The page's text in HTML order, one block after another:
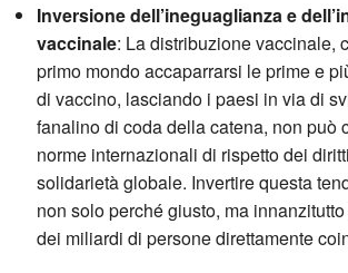
Inversione dell’ineguaglianza e
vaccinale: La distribuzione vaccinale,
primo mondo accaparrarsi le prime e
di vaccino, lasciando i paesi in via di
fanalino di coda della catena, non può
norme internazionali di rispetto dei
solidarietà globale. Invertire questa
non solo perché giusto, ma
dei miliardi di persone direttamente